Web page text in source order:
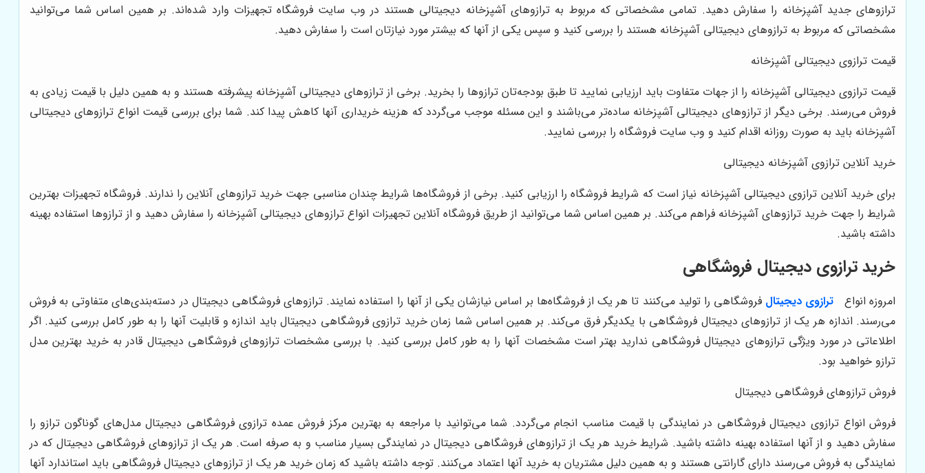
ترازوهای جدید آشپزخانه را سفارش دهید. تمامی مشخصاتی که مربوط به ترازوهای آشپزخانه دیجیتالی هستند در وب سایت فروشگاه تجهیزات وارد شده‌اند. بر همین اساس شما می‌توانید
مشخصاتی که مربوط به ترازوهای دیجیتالی آشپزخانه هستند را بررسی کنید و سپس یکی از آنها که بیشتر مورد نیازتان است را سفارش دهید.
قیمت ترازوی دیجیتالی آشپزخانه
قیمت ترازوی دیجیتالی آشپزخانه را از جهات متفاوت باید ارزیابی نمایید تا طبق بودجه‌تان ترازوها را بخرید. برخی از ترازوهای دیجیتالی آشپزخانه پیشرفته هستند و به همین دلیل با قیمت زیادی به
فروش می‌رسند. برخی دیگر از ترازوهای دیجیتالی آشپزخانه ساده‌تر می‌باشند و این مسئله موجب می‌گردد که هزینه خریداری آنها کاهش پیدا کند. شما برای بررسی قیمت انواع ترازوهای دیجیتالی
آشپزخانه باید به صورت روزانه اقدام کنید و وب سایت فروشگاه را بررسی نمایید.
خرید آنلاین ترازوی آشپزخانه دیجیتالی
برای خرید آنلاین ترازوی دیجیتالی آشپزخانه نیاز است که شرایط فروشگاه را ارزیابی کنید. برخی از فروشگاه‌ها شرایط چندان مناسبی جهت خرید ترازوهای آنلاین را ندارند. فروشگاه تجهیزات بهترین
شرایط را جهت خرید ترازوهای آشپزخانه فراهم می‌کند. بر همین اساس شما می‌توانید از طریق فروشگاه آنلاین تجهیزات انواع ترازوهای دیجیتالی آشپزخانه را سفارش دهید و از ترازوها استفاده بهینه
داشته باشید.
خرید ترازوی دیجیتال فروشگاهی
امروزه انواع ترازوی دیجیتال فروشگاهی را تولید می‌کنند تا هر یک از فروشگاه‌ها بر اساس نیازشان یکی از آنها را استفاده نمایند. ترازوهای فروشگاهی دیجیتال در دسته‌بندی‌های متفاوتی به فروش
می‌رسند. اندازه هر یک از ترازوهای دیجیتال فروشگاهی با یکدیگر فرق می‌کند. بر همین اساس شما زمان خرید ترازوی فروشگاهی دیجیتال باید اندازه و قابلیت آنها را به طور کامل بررسی کنید. اگر
اطلاعاتی در مورد ویژگی ترازوهای دیجیتال فروشگاهی ندارید بهتر است مشخصات آنها را به طور کامل بررسی کنید. با بررسی مشخصات ترازوهای فروشگاهی دیجیتال قادر به خرید بهترین مدل
ترازو خواهید بود.
فروش ترازوهای فروشگاهی دیجیتال
فروش انواع ترازوی دیجیتال فروشگاهی در نمایندگی با قیمت مناسب انجام می‌گردد. شما می‌توانید با مراجعه به بهترین مرکز فروش عمده ترازوی فروشگاهی دیجیتال مدل‌های گوناگون ترازو را
سفارش دهید و از آنها استفاده بهینه داشته باشید. شرایط خرید هر یک از ترازوهای فروشگاهی دیجیتال در نمایندگی بسیار مناسب و به صرفه است. هر یک از ترازوهای فروشگاهی دیجیتال که در
نمایندگی به فروش می‌رسند دارای گارانتی هستند و به همین دلیل مشتریان به خرید آنها اعتماد می‌کنند. توجه داشته باشید که زمان خرید هر یک از ترازوهای دیجیتال فروشگاهی باید استاندارد آنها